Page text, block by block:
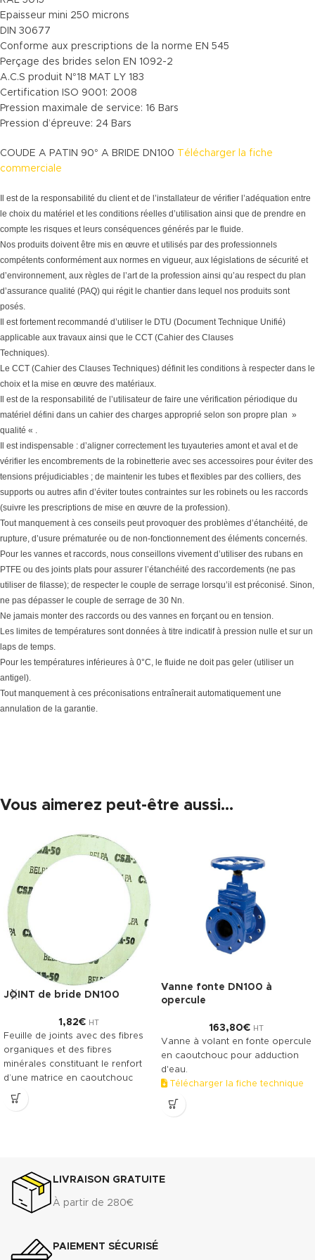
Epaisseur mini 250 microns
DIN 30677
Conforme aux prescriptions de la norme EN 545
Perçage des brides selon EN 1092-2
A.C.S produit N°18 MAT LY 183
Certification ISO 9001: 2008
Pression maximale de service: 16 Bars
Pression d’épreuve: 24 Bars
COUDE A PATIN 90° A BRIDE DN100
Télécharger la fiche
commerciale
Il est de la responsabilité du client et de l’installateur de vérifier l’adéquation entre
le choix du matériel et les conditions réelles d’utilisation ainsi que de prendre en
compte les risques et leurs conséquences générés par le fluide.
Nos produits doivent être mis en œuvre et utilisés par des professionnels
compétents conformément aux normes en vigueur, aux législations de sécurité et
d’environnement, aux règles de l’art de la profession ainsi qu’au respect du plan
d’assurance qualité (PAQ) qui régit le chantier dans lequel nos produits sont
posés.
Il est fortement recommandé d’utiliser le DTU (Document Technique Unifié)
applicable aux travaux ainsi que le CCT (Cahier des Clauses
Techniques).
Le CCT (Cahier des Clauses Techniques) définit les conditions à respecter dans le
choix et la mise en œuvre des matériaux.
Il est de la responsabilité de l’utilisateur de faire une vérification périodique du
matériel défini dans un cahier des charges approprié selon son propre plan »
qualité « .
Il est indispensable : d’aligner correctement les tuyauteries amont et aval et de
vérifier les encombrements de la robinetterie avec ses accessoires pour éviter des
tensions préjudiciables ; de maintenir les tubes et flexibles par des colliers, des
supports ou autres afin d’éviter toutes contraintes sur les robinets ou les raccords
(suivre les prescriptions de mise en œuvre de la profession).
Tout manquement à ces conseils peut provoquer des problèmes d’étanchéité, de
rupture, d’usure prématurée ou de non-fonctionnement des éléments concernés.
Pour les vannes et raccords, nous conseillons vivement d’utiliser des rubans en
PTFE ou des joints plats pour assurer l’étanchéité des raccordements (ne pas
utiliser de filasse); de respecter le couple de serrage lorsqu’il est préconisé. Sinon,
ne pas dépasser le couple de serrage de 30 Nn.
Ne jamais monter des raccords ou des vannes en forçant ou en tension.
Les limites de températures sont données à titre indicatif à pression nulle et sur un
laps de temps.
Pour les températures inférieures à 0°C, le fluide ne doit pas geler (utiliser un
antigel).
Tout manquement à ces préconisations entraînerait automatiquement une
annulation de la garantie.
Vous aimerez peut-être aussi…
JOINT de bride DN100
1,82€ HT
Feuille de joints avec des fibres
organiques et des fibres
minérales constituant le renfort
d’une matrice en caoutchouc
NBR. Le TECNIFIBRE80 possède
Densité (+ 10%) : 1.75 g/cm
Compressibilité ASTM F-36 A : 7%
- 15%
Récupération élastique ASTM F-
Résistance à la traction
transversale
Vanne fonte DN100 à
opercule
163,80€ HT
Vanne à volant en fonte opercule
en caoutchouc pour adduction
d'eau.
Télécharger la fiche technique
(.pdf)
LIVRAISON GRATUITE
À partir de 280€
PAIEMENT SÉCURISÉ